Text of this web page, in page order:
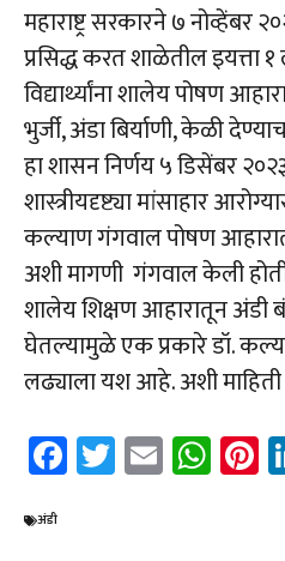
महाराष्ट्र सरकारने ७ नोव्हेंबर
प्रसिद्ध करत शाळेतील इयत्ता १
विद्यार्थ्यांना शालेय पोषण
भुर्जी, अंडा बिर्याणी, केळी
हा शासन निर्णय ५ डिसेंबर
शास्त्रीयदृष्ट्या मांसाहार
कल्याण गंगवाल पोषण
अशी मागणी गंगवाल केली
शालेय शिक्षण आहारातून अंडी
घेतल्यामुळे एक प्रकारे डॉ.
लढ्याला यश आहे. अशी माहिती
Fa
ce
T
wi
E
m
W
h
अंडी